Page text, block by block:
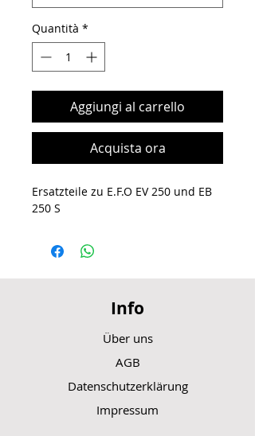
Quantità *
Aggiungi al carrello
Acquista ora
Ersatzteile zu E.F.O EV 250 und EB
250 S
Info
Über uns
AGB
Datenschutzerklärung
Impressum